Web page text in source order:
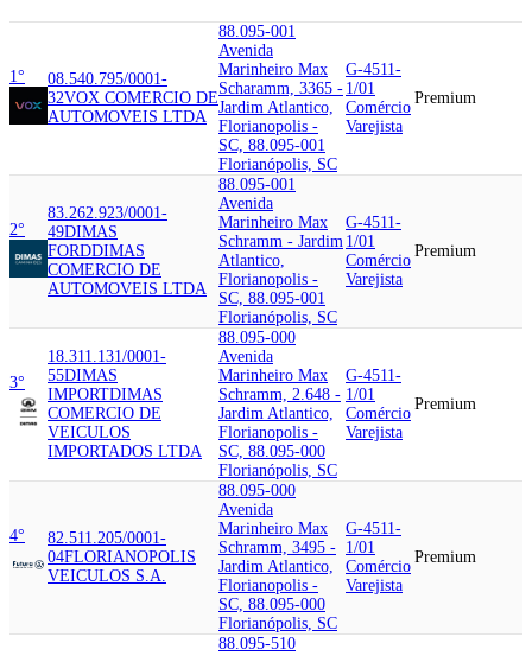
1°
08.540.795/0001-
32VOX COMERCIO DE
AUTOMOVEIS LTDA
88.095-001
Avenida
Marinheiro Max
Scharamm, 3365 -
Jardim Atlantico,
Florianopolis -
SC, 88.095-001
Florianópolis, SC
G-4511-
1/01
Comércio
Varejista
Premium
2°
83.262.923/0001-
49DIMAS
FORDDIMAS
COMERCIO DE
AUTOMOVEIS LTDA
88.095-001
Avenida
Marinheiro Max
Schramm - Jardim
Atlantico,
Florianopolis -
SC, 88.095-001
Florianópolis, SC
G-4511-
1/01
Comércio
Varejista
Premium
3°
18.311.131/0001-
55DIMAS
IMPORTDIMAS
COMERCIO DE
VEICULOS
IMPORTADOS LTDA
88.095-000
Avenida
Marinheiro Max
Schramm, 2.648 -
Jardim Atlantico,
Florianopolis -
SC, 88.095-000
Florianópolis, SC
G-4511-
1/01
Comércio
Varejista
Premium
4°
82.511.205/0001-
04FLORIANOPOLIS
VEICULOS S.A.
88.095-000
Avenida
Marinheiro Max
Schramm, 3495 -
Jardim Atlantico,
Florianopolis -
SC, 88.095-000
Florianópolis, SC
G-4511-
1/01
Comércio
Varejista
Premium
88.095-510